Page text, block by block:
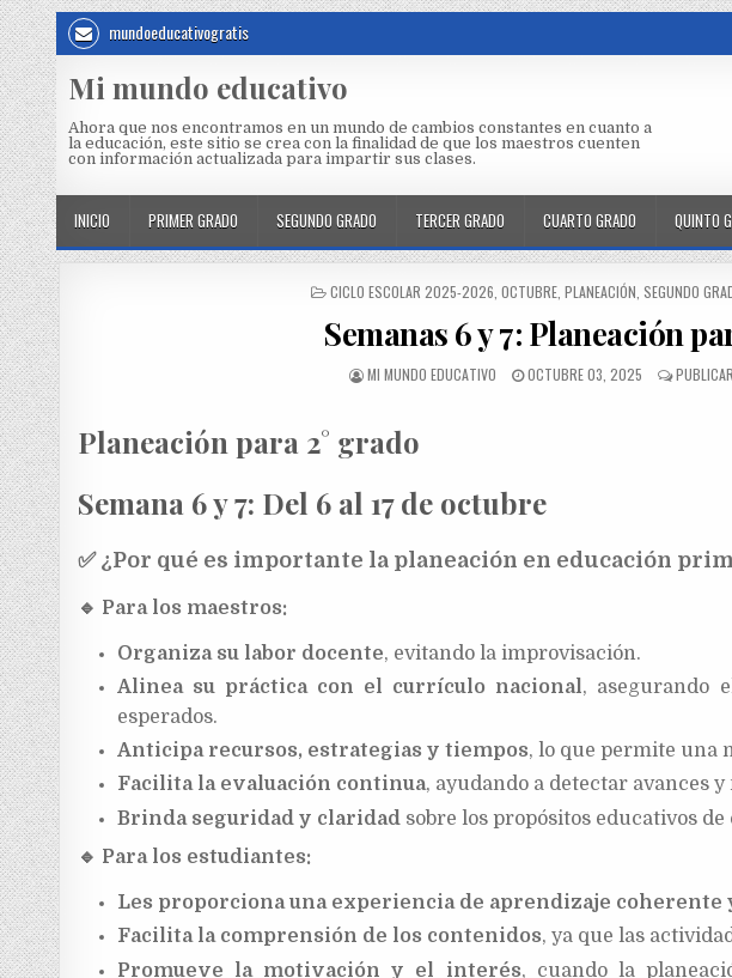
mundoeducativogratis
Mi mundo educativo
Ahora que nos encontramos en un mundo de cambios constantes en cuanto a
la educación, este sitio se crea con la finalidad de que los maestros cuenten
con información actualizada para impartir sus clases.
INICIO PRIMER GRADO SEGUNDO GRADO TERCER GRADO CUARTO GRADO QUINTO
CICLO ESCOLAR 2025-2026 ,OCTUBRE ,PLANEACIÓN ,SEGUNDO
Semanas 6 y 7: Planeación
MI MUNDO EDUCATIVO OCTUBRE 03, 2025
Planeación para 2° grado
Semana 6 y 7: Del 6 al 17 de octubre
✅¿Por qué es importante la planeación en educación
🔹 Para los maestros:
Organiza su labor docente, evitando la improvisación.
Alinea su práctica con el currículo nacional, asegurando
esperados.
Anticipa recursos, estrategias y tiempos, lo que permite una
Facilita la evaluación continua, ayudando a detectar avances y
Brinda seguridad y claridadsobre los propósitos educativos de
🔹 Para los estudiantes:
Les proporciona una experiencia de aprendizaje coherente
Facilita la comprensión de los contenidos, ya que las
Promueve la motivación y el interés, cuando la